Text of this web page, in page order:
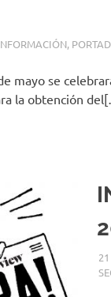
,
mayo se
la obtención